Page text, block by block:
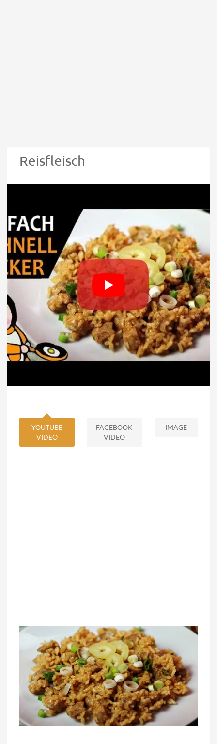
Reisfleisch
YOUTUBE
VIDEO
FACEBOOK
VIDEO
IMAGE